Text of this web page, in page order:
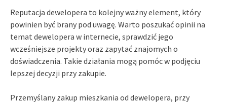
Reputacja dewelopera to kolejny ważny element, który
powinien być brany pod uwagę. Warto poszukać opinii na
temat dewelopera w internecie, sprawdzić jego
wcześniejsze projekty oraz zapytać znajomych o
doświadczenia. Takie działania mogą pomóc w podjęciu
lepszej decyzji przy zakupie.
Przemyślany zakup mieszkania od dewelopera, przy